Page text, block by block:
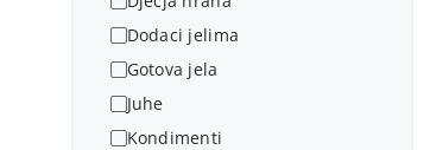
Dodaci jelima
Gotova jela
Juhe
Kondimenti